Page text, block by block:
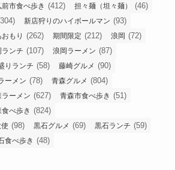
前市食べ歩き (412) 担々麺（坦々麺） (46)
新店狩りのハイボールマン (93)
もり (262) 期間限定 (212) 浪岡 (72)
ランチ (107) 浪岡ラーメン (87)
りランチ (58) 藤崎グルメ (90)
ーメン (78) 青森グルメ (804)
ラーメン (627) 青森市食べ歩き (51)
べ歩き (824)
(98) 黒石グルメ (69) 黒石ランチ (59)
食べ歩き (48)